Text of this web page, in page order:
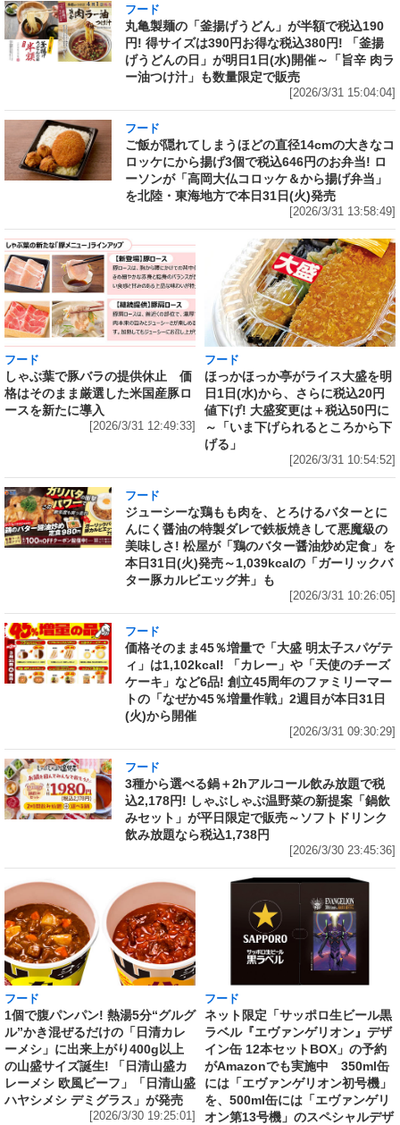
フード
丸亀製麺の「釜揚げうどん」が半額で税込190
円! 得サイズは390円お得な税込380円! 「釜揚
げうどんの日」が明日1日(水)開催～「旨辛 肉ラ
ー油つけ汁」も数量限定で販売
[2026/3/31 15:04:04]
フード
ご飯が隠れてしまうほどの直径14cmの大きなコ
ロッケにから揚げ3個で税込646円のお弁当! ロ
ーソンが「高岡大仏コロッケ＆から揚げ弁当」
を北陸・東海地方で本日31日(火)発売
[2026/3/31 13:58:49]
フード
しゃぶ葉で豚バラの提供休止 価
格はそのまま厳選した米国産豚ロ
ースを新たに導入
[2026/3/31 12:49:33]
フード
ほっかほっか亭がライス大盛を明
日1日(水)から、さらに税込20円
値下げ! 大盛変更は＋税込50円に
～「いま下げられるところから下
げる」
[2026/3/31 10:54:52]
フード
ジューシーな鶏もも肉を、とろけるバターとに
んにく醤油の特製ダレで鉄板焼きして悪魔級の
美味しさ! 松屋が「鶏のバター醤油炒め定食」を
本日31日(火)発売～1,039kcalの「ガーリックバ
ター豚カルビエッグ丼」も
[2026/3/31 10:26:05]
フード
価格そのまま45％増量で「大盛 明太子スパゲテ
ィ」は1,102kcal! 「カレー」や「天使のチーズ
ケーキ」など6品! 創立45周年のファミリーマー
トの「なぜか45％増量作戦」2週目が本日31日
(火)から開催
[2026/3/31 09:30:29]
フード
3種から選べる鍋＋2hアルコール飲み放題で税
込2,178円! しゃぶしゃぶ温野菜の新提案「鍋飲
みセット」が平日限定で販売～ソフトドリンク
飲み放題なら税込1,738円
[2026/3/30 23:45:36]
フード
1個で腹パンパン! 熱湯5分“グルグ
ル”かき混ぜるだけの「日清カレ
ーメシ」に出来上がり400g以上
の山盛サイズ誕生! 「日清山盛カ
レーメシ 欧風ビーフ」「日清山盛
ハヤシメシ デミグラス」が発売
[2026/3/30 19:25:01]
フード
ネット限定「サッポロ生ビール黒
ラベル『エヴァンゲリオン』デザ
イン缶 12本セットBOX」の予約
がAmazonでも実施中 350ml缶
には「エヴァンゲリオン初号機」
を、500ml缶には「エヴァンゲリ
オン第13号機」のスペシャルデザ